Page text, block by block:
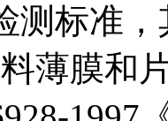
测标准
薄膜和